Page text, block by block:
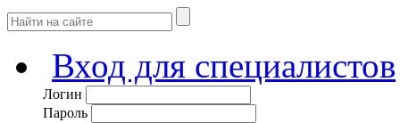
Вход для специалистов
Логин
Пароль